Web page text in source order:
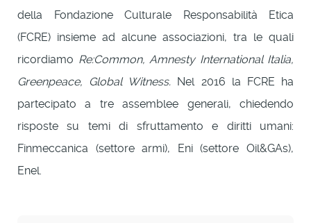
della Fondazione Culturale Responsabilità Etica
(FCRE) insieme ad alcune associazioni, tra le quali
ricordiamo Re:Common, Amnesty International Italia,
Greenpeace, Global Witness. Nel 2016 la FCRE ha
partecipato a tre assemblee generali, chiedendo
risposte su temi di sfruttamento e diritti umani:
Finmeccanica (settore armi), Eni (settore Oil&GAs),
Enel.